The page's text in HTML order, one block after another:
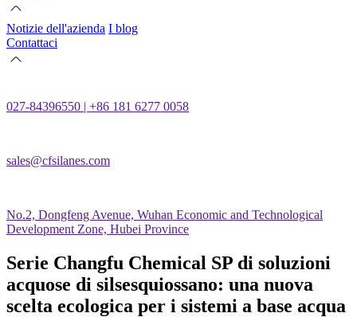
Notizie dell'azienda I blog
Contattaci
027-84396550 | +86 181 6277 0058
sales@cfsilanes.com
No.2, Dongfeng Avenue, Wuhan Economic and Technological
Development Zone, Hubei Province
Serie Changfu Chemical SP di soluzioni
acquose di silsesquiossano: una nuova
scelta ecologica per i sistemi a base acqua